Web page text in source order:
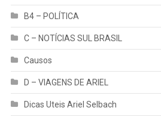
B4 – POLÍTICA
C – NOTÍCIAS SUL BRASIL
Causos
D – VIAGENS DE ARIEL
Dicas Uteis Ariel Selbach